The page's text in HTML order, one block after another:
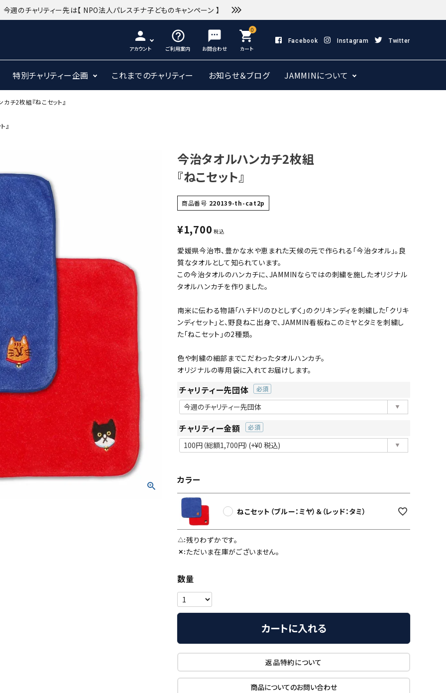
今週のチャリティー先は【 NPO法人パレスチナ子どものキャンペーン 】
person
アカウント
help_outline
ご利用案内
sms
お問合わせ
0
shopping_cart
カート
Facebook Instagram Twitter
特別チャリティー企画 これまでのチャリティー お知らせ＆ブログ JAMMINについて
チ2枚組『ねこセット』
』
今治タオルハンカチ2枚組
『ねこセット』
商品番号 220139-th-cat2p
¥1,700 税込
愛媛県今治市、豊かな水や恵まれた天候の元で作られる「今治タオル」。良
質なタオルとして知られています。
この今治タオルのハンカチに、JAMMINならではの刺繍を施したオリジナル
タオルハンカチを作りました。
南米に伝わる物語「ハチドリのひとしずく」のクリキンディを刺繍した「クリキ
ンディセット」と、野良ねこ出身で、JAMMIN看板ねこのミヤとタミを刺繍し
た「ねこセット」の2種類。
色や刺繍の細部までこだわったタオルハンカチ。
オリジナルの専用袋に入れてお届けします。
チャリティー先団体
(必
須)
チャリティー金額
(必
須)
カラー
ねこセット（ブルー：ミヤ）＆（レッド：タミ）
△ 残りわずかです。
✕ ただいま在庫がございません。
カートに入れる
返品特約について
商品についてのお問い合わせ